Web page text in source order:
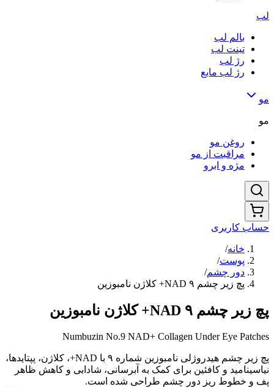
لب
بالم لب
تینت لب
رژ لب
رژ لب مایع
مو
مو
روغن مو
مراقبت از مو
مژه و ابرو
حساب کاربری
خانه/
پوست/
دور چشم/
پچ زیر چشم ۹ NAD+ کلاژن نامبوزین
پچ زیر چشم ۹ NAD+ کلاژن نامبوزین
Numbuzin No.9 NAD+ Collagen Under Eye Patches
پچ زیر چشم هیدروژلی نامبوزین شماره ۹ با NAD+، کلاژن، پپتایدها،
نیاسینامید و کافئین برای کمک به آبرسانی، شادابی و کاهش ظاهر
پف و خطوط ریز دور چشم طراحی شده است.